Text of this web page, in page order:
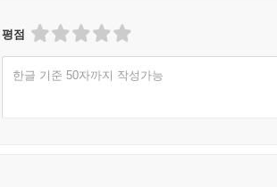
평점
한글 기준 50자까지 작성가능